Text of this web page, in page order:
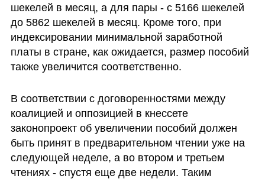
шекелей в месяц, а для пары - с 5166 шекелей
до 5862 шекелей в месяц. Кроме того, при
индексировании минимальной заработной
платы в стране, как ожидается, размер пособий
также увеличится соответственно.
В соответствии с договоренностями между
коалицией и оппозицией в кнессете
законопроект об увеличении пособий должен
быть принят в предварительном чтении уже на
следующей неделе, а во втором и третьем
чтениях - спустя еще две недели. Таким